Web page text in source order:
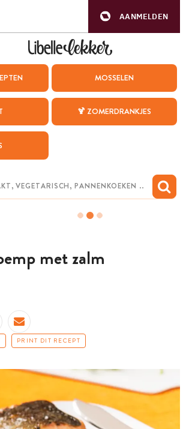
AANMELDEN
MOSSELEN
🍹 ZOMERDRANKJES
met zalm
PRINT DIT RECEPT